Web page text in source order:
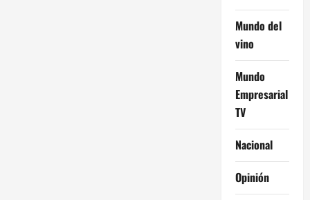
Mundo del
vino
Mundo
Empresarial
TV
Nacional
Opinión